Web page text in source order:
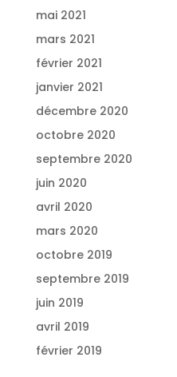
mai 2021
mars 2021
février 2021
janvier 2021
décembre 2020
octobre 2020
septembre 2020
juin 2020
avril 2020
mars 2020
octobre 2019
septembre 2019
juin 2019
avril 2019
février 2019